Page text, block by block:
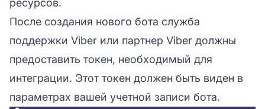
ресурсов.
После создания нового бота служба
поддержки Viber или партнер Viber должны
предоставить токен, необходимый для
интеграции. Этот токен должен быть виден в
параметрах вашей учетной записи бота.